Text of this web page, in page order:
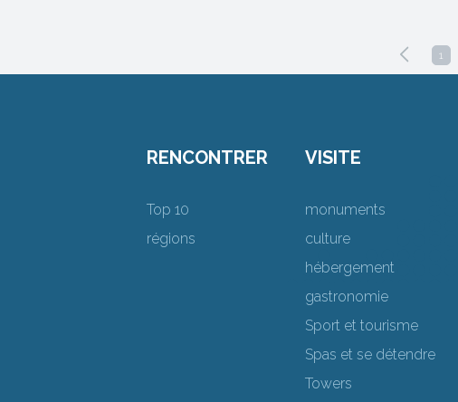
1
RENCONTRER
Top 10
régions
VISITE
monuments
culture
hébergement
gastronomie
Sport et tourisme
Spas et se détendre
Towers